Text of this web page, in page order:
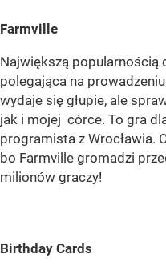
Farmville
Największą popularnością
polegająca na
wydaje się głupie, ale
jak i mojej córce. To gra
programista z Wrocławia.
bo Farmville gromadzi
milionów graczy!
Birthday Cards